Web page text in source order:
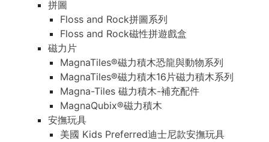
拼圖
Floss and Rock拼圖系列
Floss and Rock磁性拼遊戲盒
磁力片
MagnaTiles®磁力積木恐龍與動物系列
MagnaTiles®磁力積木16片磁力積木系列
Magna-Tiles 磁力積木-補充配件
MagnaQubix®磁力積木
安撫玩具
美國 Kids Preferred迪士尼款安撫玩具